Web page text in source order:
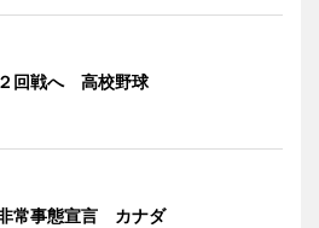
回戦へ 高校野球
常事態宣言 カナダ